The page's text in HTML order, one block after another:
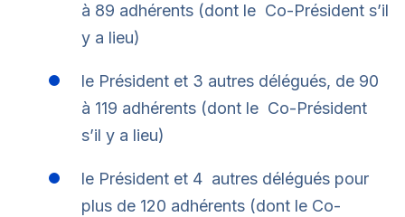
à 89 adhérents (dont le Co-Président s’il
y a lieu)
le Président et 3 autres délégués, de 90
à 119 adhérents (dont le Co-Président
s’il y a lieu)
le Président et 4 autres délégués pour
plus de 120 adhérents (dont le Co-